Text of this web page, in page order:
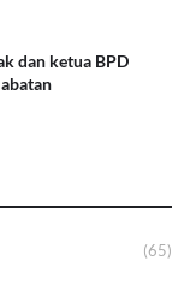
dan ketua BPD
(65)